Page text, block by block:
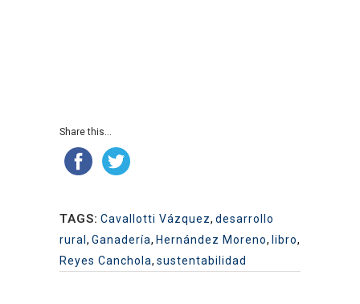
Share this...
TAGS: Cavallotti Vázquez, desarrollo
rural , Ganadería, Hernández Moreno, libro,
Reyes Canchola, sustentabilidad